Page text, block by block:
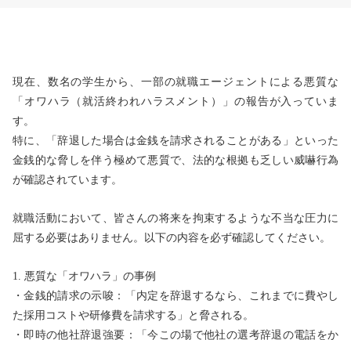
現在、数名の学生から、一部の就職エージェントによる悪質な
「オワハラ（就活終われハラスメント）」の報告が入っていま
す。
特に、「辞退した場合は金銭を請求されることがある」といった
金銭的な脅しを伴う極めて悪質で、法的な根拠も乏しい威嚇行為
が確認されています。
就職活動において、皆さんの将来を拘束するような不当な圧力に
屈する必要はありません。以下の内容を必ず確認してください。
1. 悪質な「オワハラ」の事例
・金銭的請求の示唆：「内定を辞退するなら、これまでに費やし
た採用コストや研修費を請求する」と脅される。
・即時の他社辞退強要：「今この場で他社の選考辞退の電話をか